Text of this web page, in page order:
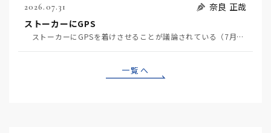
2026.07.31
奈良 正哉
ストーカーにGPS
ストーカーにGPSを着けさせることが議論されている（7月29日日経）。反対派は「ストーカーにも人権…
一覧へ